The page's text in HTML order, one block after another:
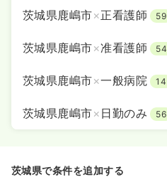
給与 22.4万円 /月 賞与69.1万円
時間 8:30～17:30（休憩60分）
気になる
茨城県鹿嶋市×正看護師 59
茨城県鹿嶋市×准看護師 54
茨城県鹿嶋市×一般病院 14
茨城県鹿嶋市× 日勤のみ 56
茨城県で条件を追加する